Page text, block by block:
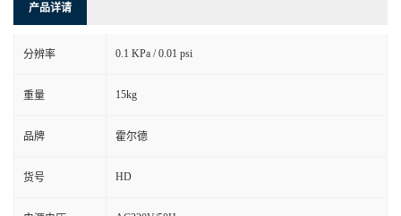
产品详请
分辨率 0.1 KPa / 0.01 psi
重量 15kg
品牌 霍尔德
货号 HD